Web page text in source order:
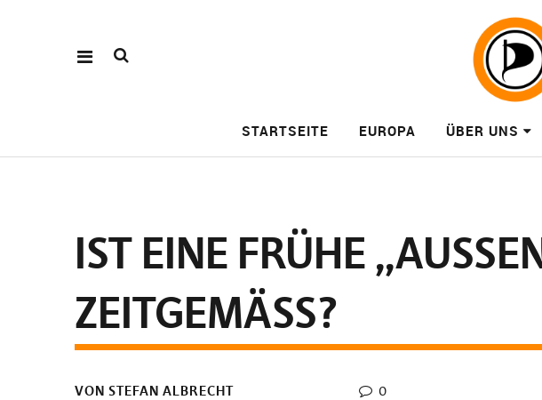
STARTSEITE EUROPA ÜBER UNS
IST EINE FRÜHE
EITGEMÄSS?
VON STEFAN ALBRECHT
0